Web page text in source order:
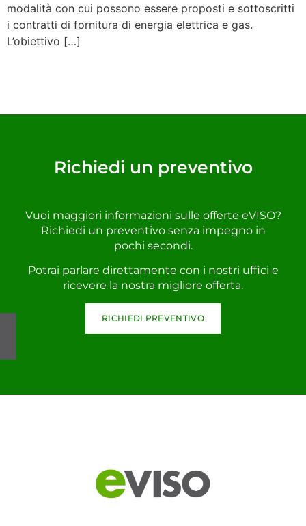
modalità con cui possono essere proposti e sottoscritti
i contratti di fornitura di energia elettrica e gas.
L’obiettivo […]
Richiedi un preventivo
Vuoi maggiori informazioni sulle offerte eVISO?
Richiedi un preventivo senza impegno in
pochi secondi.
Potrai parlare direttamente con i nostri uffici e
ricevere la nostra migliore offerta.
RICHIEDI PREVENTIVO